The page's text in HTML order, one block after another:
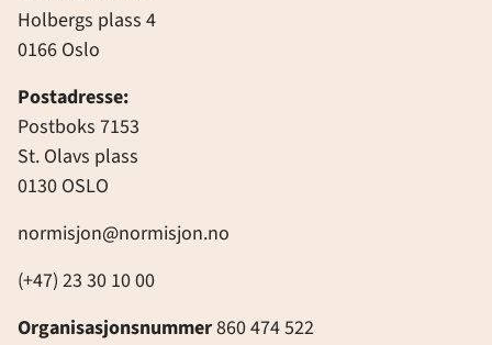
Holbergs plass 4
0166 Oslo
Postadresse:
Postboks 7153
St. Olavs plass
0130 OSLO
normisjon@normisjon.no
(+47) 23 30 10 00
Organisasjonsnummer860 474 522